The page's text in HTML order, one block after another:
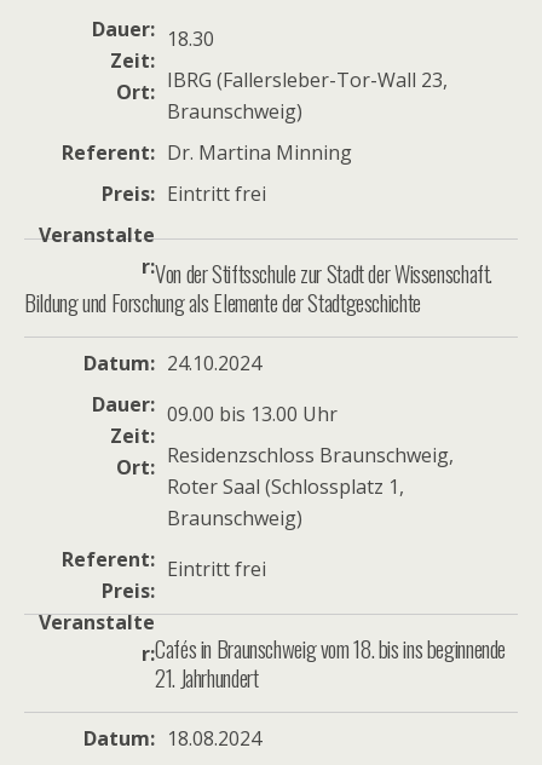
Dauer
Zeit
18.30
Ort
IBRG (Fallersleber-Tor-Wall 23,
Braunschweig)
Referent
Dr. Martina Minning
Preis
Eintritt frei
Veranstalte
rVon der Stiftsschule zur Stadt der Wissenschaft.
Bildung und Forschung als Elemente der Stadtgeschichte
Datum
24.10.2024
Dauer
Zeit
09.00 bis 13.00 Uhr
Ort
Residenzschloss Braunschweig,
Roter Saal (Schlossplatz 1,
Braunschweig)
Referent
Preis
Eintritt frei
Veranstalte
rCafés in Braunschweig vom 18. bis ins beginnende
21. Jahrhundert
Datum
18.08.2024